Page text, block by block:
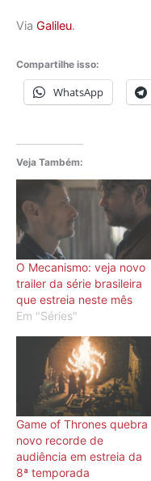
Via Galileu.
Compartilhe isso:
WhatsApp
Veja Também:
O Mecanismo: veja novo
trailer da série brasileira
que estreia neste mês
Em "Séries"
Game of Thrones quebra
novo recorde de
audiência em estreia da
8ª temporada